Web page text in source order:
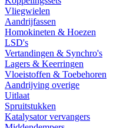
Vliegwielen
Aandrijfassen
Homokineten & Hoezen
LSD's
Vertandingen & Synchro's
Lagers & Keerringen
Vloeistoffen & Toebehoren
Aandrijving overige
Uitlaat
Spruitstukken
Katalysator vervangers